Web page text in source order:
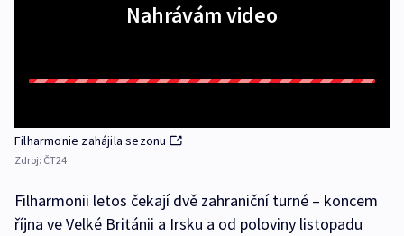
Nahrávám video
Filharmonie zahájila sezonu
Zdroj: ČT24
Filharmonii letos čekají dvě zahraniční turné – koncem
října ve Velké Británii a Irsku a od poloviny listopadu